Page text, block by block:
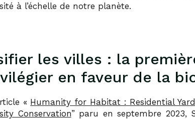
à l’échelle de notre planète.
les villes : la
en faveur de la
« Humanity for Habitat : Residential
Conservation” paru en septembre 2023,